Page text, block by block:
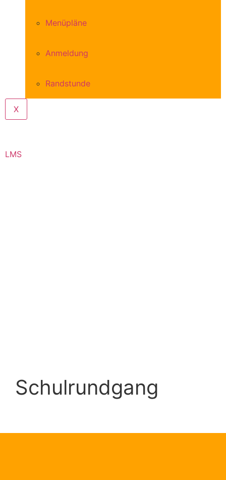
Menüpläne
Anmeldung
Randstunde
X
LMS
Schulrundgang